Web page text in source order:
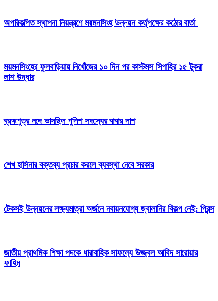
অপরিকল্পিত স্থাপনা নিয়ন্ত্রণে ময়মনসিংহ উন্নয়ন কর্তৃপক্ষের কঠোর বার্তা
ময়মনসিংহের ফুলবাড়িয়ায় নিখোঁজের ১০ দিন পর কাস্টমস সিপাহির ১৫ টুকরা
লাশ উদ্ধার
ব্রহ্মপুত্র নদে ভাসছিল পুলিশ সদস্যের বাবার লাশ
শেখ হাসিনার বক্তব্য প্রচার করলে ব্যবস্থা নেবে সরকার
টেকসই উন্নয়নের লক্ষ্যমাত্রা অর্জনে নবায়নযোগ্য জ্বালানির বিকল্প নেই: প্রিন্স
জাতীয় প্রাথমিক শিক্ষা পদকে ধারাবাহিক সাফল্যে উজ্জ্বল আবিদ সারোয়ার
ফাহিম